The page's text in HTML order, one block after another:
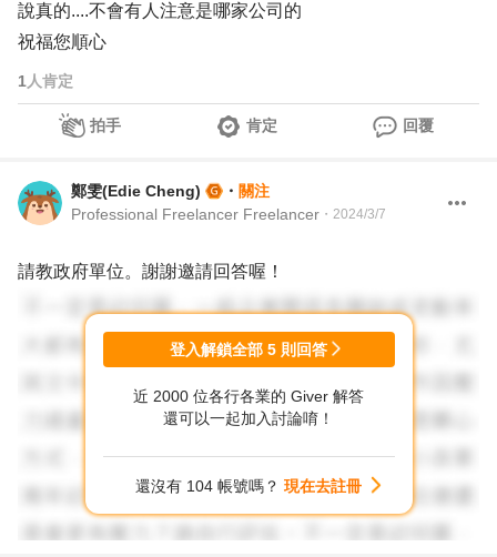
說真的....不會有人注意是哪家公司的
祝福您順心
1 人肯定
拍手 肯定 回覆
鄭雯(Edie Cheng) ・ 關注
Professional Freelancer Freelancer ・ 2024/3/7
請教政府單位。謝謝邀請回答喔！
登入解鎖全部 5 則回答
近 2000 位各行各業的 Giver 解答
還可以一起加入討論唷！
還沒有 104 帳號嗎？ 現在去註冊